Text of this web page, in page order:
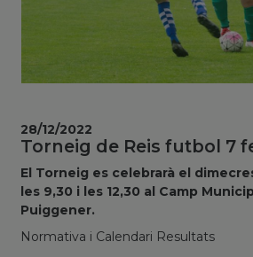
Torneig de Reis futbol 7
El Torneig es celebrarà el
les 9,30 i les 12,30 al Camp
Puiggener.
Normativa i Calendari Resultats
28/12/2022